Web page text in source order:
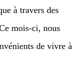
à travers des
mois-ci, nous
de vivre à